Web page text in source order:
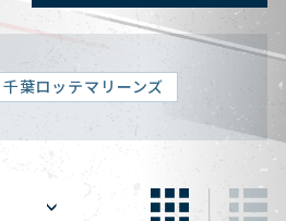
千葉ロッテマリーンズ